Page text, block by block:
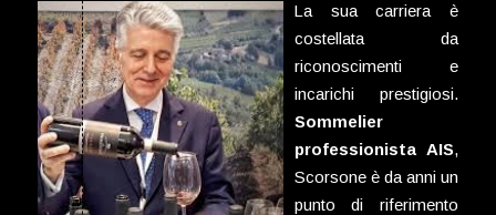
La sua carriera è
costellata da
riconoscimenti e
incarichi prestigiosi.
Sommelier
professionista AIS,
Scorsone è da anni un
punto di riferimento